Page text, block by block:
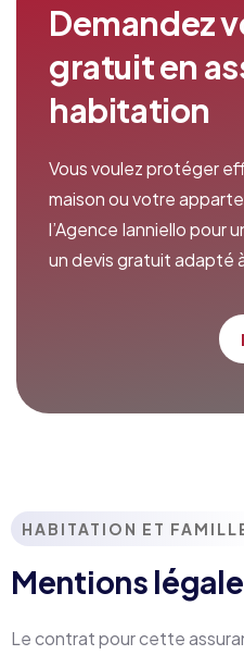
Demandez
gratuit en
habitation
Vous voulez protéger
maison ou votre
l’Agence Ianniello pour
un devis gratuit adapté
HABITATION ET
Mentions
Le contrat pour cette